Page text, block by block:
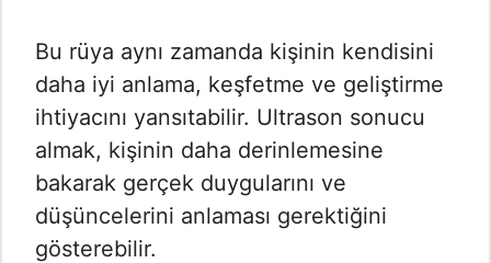
Bu rüya aynı zamanda kişinin kendisini
daha iyi anlama, keşfetme ve geliştirme
ihtiyacını yansıtabilir. Ultrason sonucu
almak, kişinin daha derinlemesine
bakarak gerçek duygularını ve
düşüncelerini anlaması gerektiğini
gösterebilir.